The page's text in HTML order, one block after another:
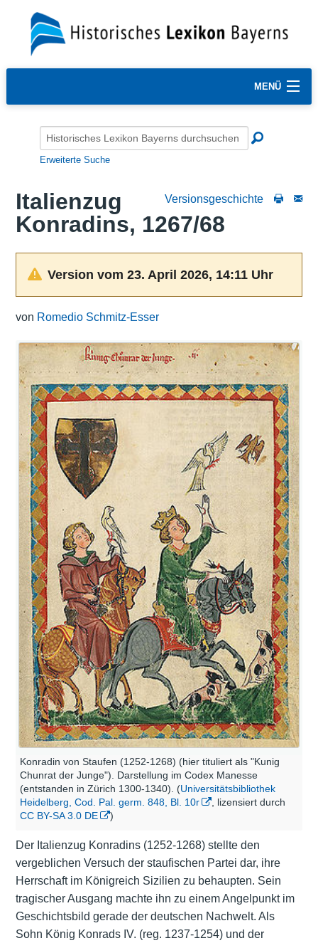
MENÜ
Erweiterte Suche
Versionsgeschichte
Italienzug
Konradins, 1267/68
Version vom 23. April 2026, 14:11 Uhr
von Romedio Schmitz-Esser
Konradin von Staufen (1252-1268) (hier tituliert als "Kunig
Chunrat der Junge"). Darstellung im Codex Manesse
(entstanden in Zürich 1300-1340). (Universitätsbibliothek
Heidelberg, Cod. Pal. germ. 848, Bl. 10r
, lizensiert durch
CC BY-SA 3.0 DE
)
Der Italienzug Konradins (1252-1268) stellte den
vergeblichen Versuch der staufischen Partei dar, ihre
Herrschaft im Königreich Sizilien zu behaupten. Sein
tragischer Ausgang machte ihn zu einem Angelpunkt im
Geschichtsbild gerade der deutschen Nachwelt. Als
Sohn König Konrads IV. (reg. 1237-1254) und der